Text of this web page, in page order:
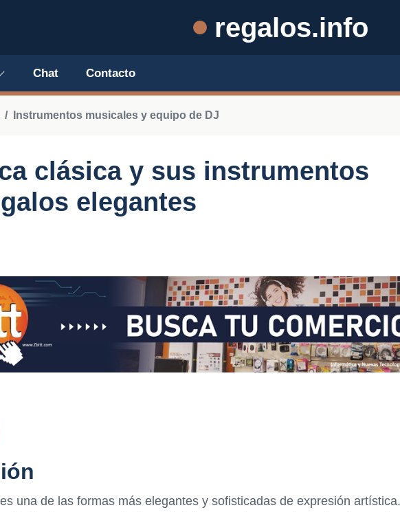
regalos.info
Chat Contacto
Instrumentos musicales y equipo de DJ
clásica y sus instrumentos
elegantes
una de las formas más elegantes y sofisticadas de expresión artística.